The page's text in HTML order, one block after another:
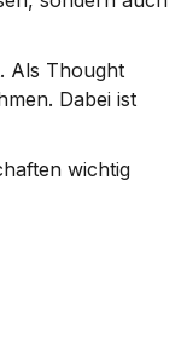
Als Thought
Dabei ist
wichtig